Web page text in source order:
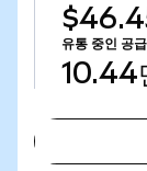
유통 중인 공
10.44